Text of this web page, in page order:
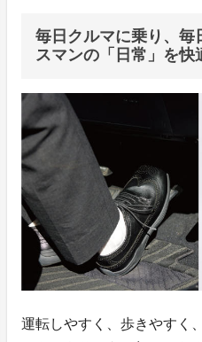
毎日クルマに乗り、毎
スマンの「日常」を快
運転しやすく、歩きやすく